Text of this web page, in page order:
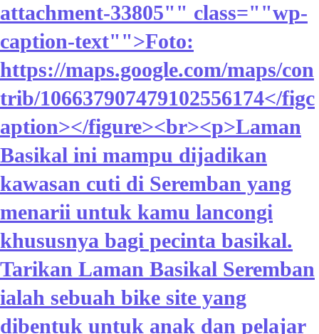
attachment-33805"" class=""wp-
caption-text"">Foto:
https://maps.google.com/maps/con
trib/106637907479102556174</figc
aption></figure><br><p>Laman
Basikal ini mampu dijadikan
kawasan cuti di Seremban yang
menarii untuk kamu lancongi
khususnya bagi pecinta basikal.
Tarikan Laman Basikal Seremban
ialah sebuah bike site yang
dibentuk untuk anak dan pelajar